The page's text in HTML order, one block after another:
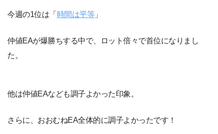
今週の1位は「 時間は平等」
仲値EAが爆勝ちする中で、ロット倍々で首位になりまし
た。
他は仲値EAなども調子よかった印象。
さらに、おおむねEA全体的に調子よかったです！